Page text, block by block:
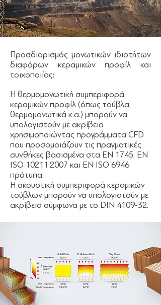
Προσδιορισμός μονωτικών ιδιοτήτων
διαφόρων κεραμικών προφίλ και
τοιχοποιίας:
Η θερμομονωτική συμπεριφορά
κεραμικών προφίλ (όπως τούβλα,
θερμομονωτικά κ.α.) μπορούν να
υπολογιστούν με ακρίβεια
χρησιμοποιώντας προγράμματα CFD
που προσομοιάζουν τις πραγματικές
συνθήκες βασισμένα στα EN 1745, EN
ISO 10211:2007 και EN ISO 6946
πρότυπα.
Η ακουστική συμπεριφορά κεραμικών
τούβλων μπορούν να υπολογιστούν με
ακρίβεια σύμφωνα με το DIN 4109-32.